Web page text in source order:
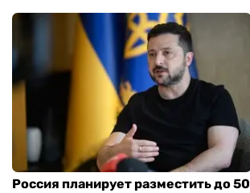
Россия планирует разместить до 50